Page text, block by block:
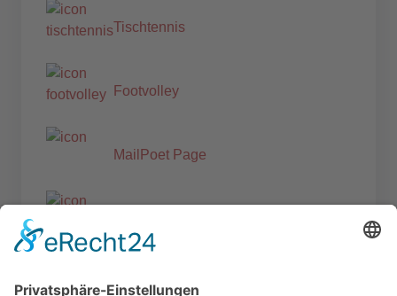
Tischtennis
Footvolley
MailPoet Page